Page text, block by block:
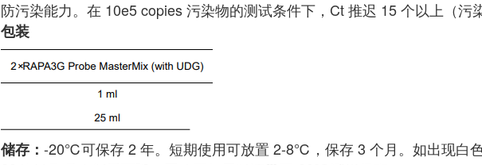
防污染能力。在 10e5 copies 污染物的测试条件下，Ct 推迟 15 个以上（污
包装
储存： -20℃可保存 2 年。短期使用可放置 2-8℃，保存 3 个月。如出现白